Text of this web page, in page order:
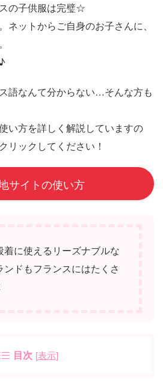
の子供服は完璧☆
ネットからご自身のお子さんに、
語なんて分からない…そんな方も
い方を詳しく解説していますの
リックしてください！
サイトの使い方
着に使えるリーズナブルな
ンドもフランスにはたくさ
目次 [表示]